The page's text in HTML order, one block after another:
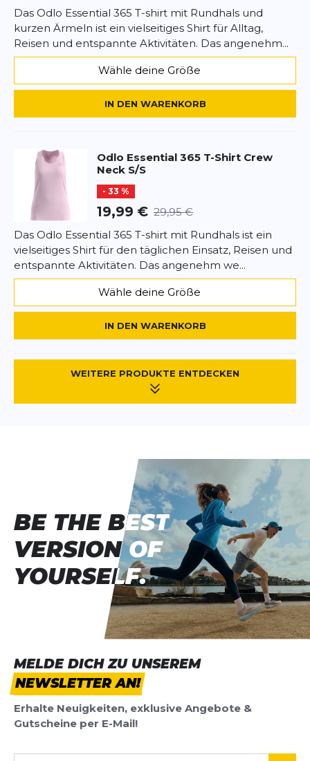
Das Odlo Essential 365 T-shirt mit Rundhals und
kurzen Ärmeln ist ein vielseitiges Shirt für Alltag,
Reisen und entspannte Aktivitäten. Das angenehm...
Wähle deine Größe
IN DEN WARENKORB
Odlo Essential 365 T-Shirt Crew
Neck S/S
- 33 %
19,99 € 29,95 €
Das Odlo Essential 365 T-shirt mit Rundhals ist ein
vielseitiges Shirt für den täglichen Einsatz, Reisen und
entspannte Aktivitäten. Das angenehm we...
Wähle deine Größe
IN DEN WARENKORB
WEITERE PRODUKTE ENTDECKEN
MELDE DICH ZU UNSEREM
NEWSLETTER AN!
Erhalte Neuigkeiten, exklusive Angebote &
Gutscheine per E-Mail!
BE THE BEST
VERSION OF
YOURSELF.
BE THE BEST
VERSION OF
YOURSELF.